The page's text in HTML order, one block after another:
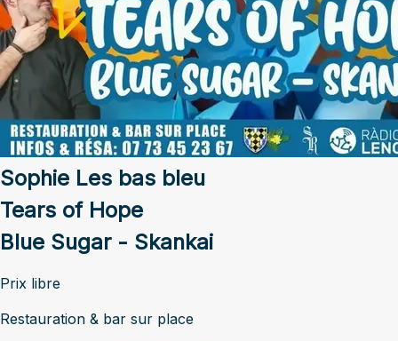
Sophie Les bas bleu
Tears of Hope
Blue Sugar - Skankai
Prix libre
Restauration & bar sur place